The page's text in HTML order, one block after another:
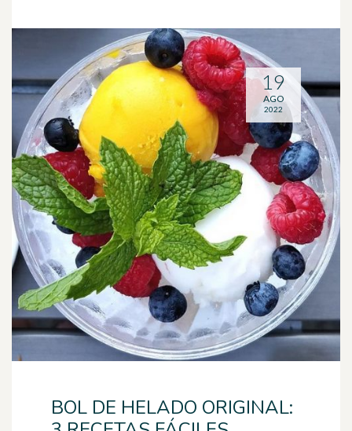
BOL DE HELADO ORIGINAL:
19
AGO
2022